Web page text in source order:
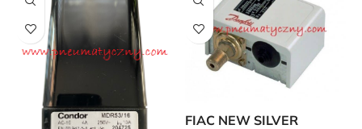
FIAC NEW SILVER